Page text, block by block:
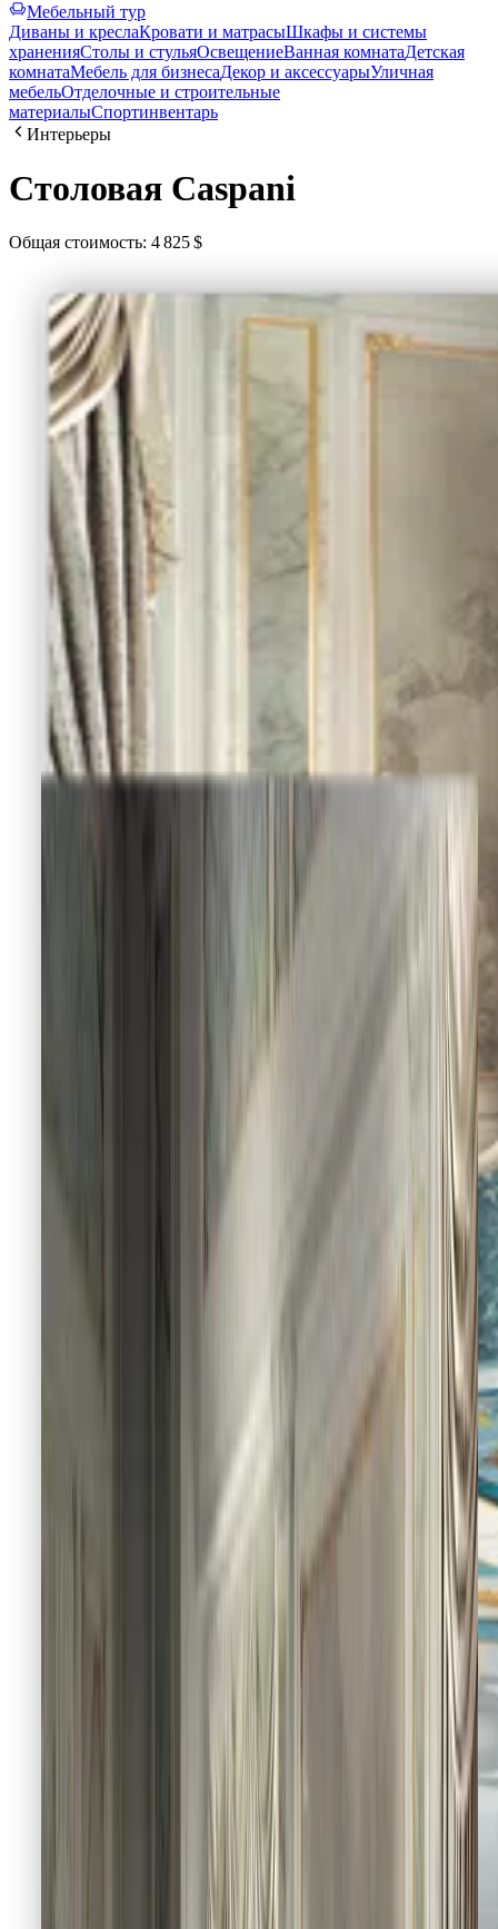
Мебельный тур
Диваны и креслаКровати и матрасыШкафы и системы
храненияСтолы и стульяОсвещениеВанная комнатаДетская
комнатаМебель для бизнесаДекор и аксессуарыУличная
мебельОтделочные и строительные
материалыСпортинвентарь
Интерьеры
Столовая Caspani
Общая стоимость: 4 825 $